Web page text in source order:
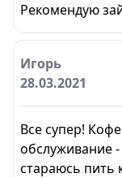
Рекомендую
Игорь
28.03.2021
Все супер!
обслуживание
стараюсь